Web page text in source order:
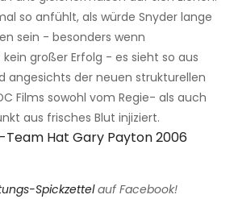
so anfühlt, als würde Snyder lange
sein - besonders wenn
kein großer Erfolg - es sieht so aus
angesichts der neuen strukturellen
Films sowohl vom Regie- als auch
aus frisches Blut injiziert.
Team Hat Gary Payton 2006
Spickzettel auf Facebook!